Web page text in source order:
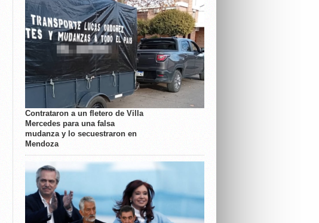
Contrataron a un fletero de Villa
Mercedes para una falsa
mudanza y lo secuestraron en
Mendoza